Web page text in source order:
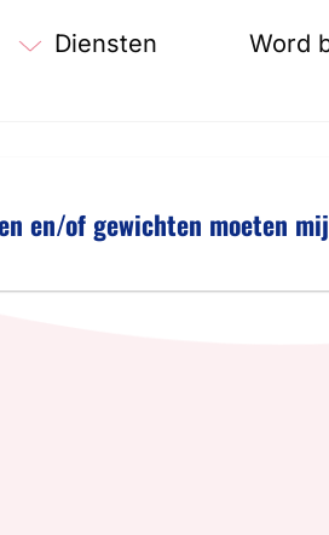
Diensten Word
en/of gewichten moeten